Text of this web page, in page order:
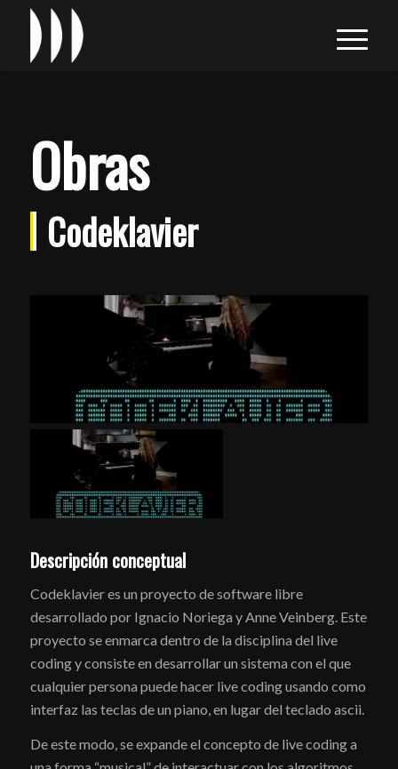
Obras
Codeklavier
Descripción conceptual
Codeklavier es un proyecto de software libre
desarrollado por Ignacio Noriega y Anne Veinberg. Este
proyecto se enmarca dentro de la disciplina del live
coding y consiste en desarrollar un sistema con el que
cualquier persona puede hacer live coding usando como
interfaz las teclas de un piano, en lugar del teclado ascii.
De este modo, se expande el concepto de live coding a